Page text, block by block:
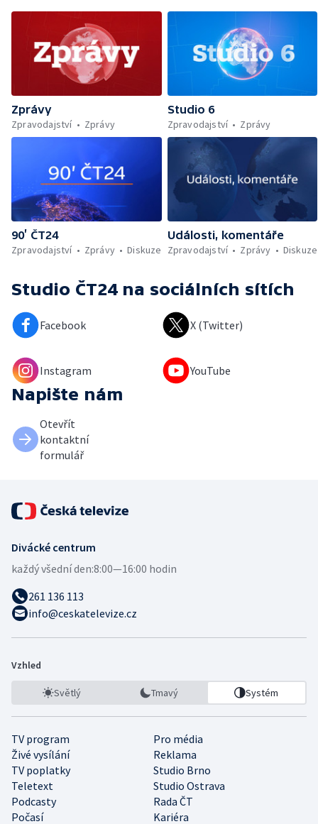
Zprávy
Zpravodajství
Zprávy
Studio 6
Zpravodajství
Zprávy
90’ ČT24
Zpravodajství
Zprávy Diskuze
Události, komentáře
Zpravodajství
Zprávy Diskuze
Studio ČT24 na sociálních sítích
Facebook X (Twitter)
Instagram YouTube
Napište nám
Otevřít
kontaktní
formulář
Divácké centrum
každý všední den:8:00—16:00 hodin
261 136 113
info@ceskatelevize.cz
Vzhled
Světlý Tmavý Systém
TV program
Pro média
Živé vysílání
Reklama
TV poplatky
Studio Brno
Teletext
Studio Ostrava
Podcasty
Rada ČT
Počasí
Kariéra